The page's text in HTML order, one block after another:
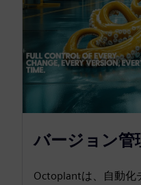
バージョン管
Octoplantは、自動化